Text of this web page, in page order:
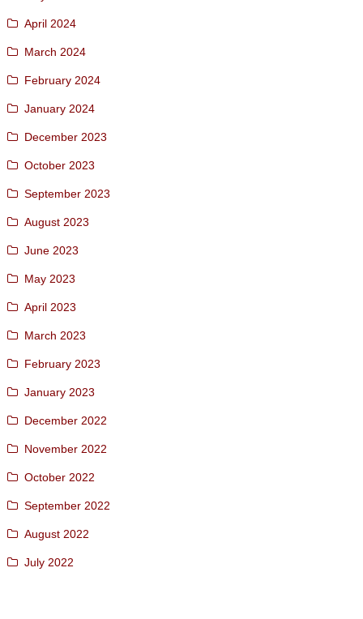
April 2024
March 2024
February 2024
January 2024
December 2023
October 2023
September 2023
August 2023
June 2023
May 2023
April 2023
March 2023
February 2023
January 2023
December 2022
November 2022
October 2022
September 2022
August 2022
July 2022